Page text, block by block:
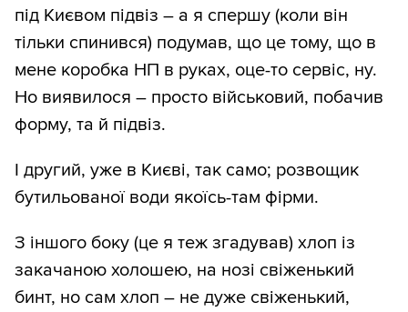
під Києвом підвіз – а я спершу (коли він
тільки спинився) подумав, що це тому, що в
мене коробка НП в руках, оце-то сервіс, ну.
Но виявилося – просто військовий, побачив
форму, та й підвіз.
І другий, уже в Києві, так само; розвощик
бутильованої води якоїсь-там фірми.
З іншого боку (це я теж згадував) хлоп із
закачаною холошею, на нозі свіженький
бинт, но сам хлоп – не дуже свіженький,